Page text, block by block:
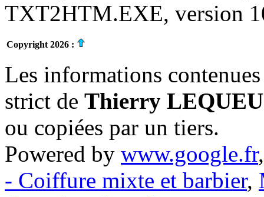
TXT2HTM.EXE, version
Copyright 2026 :
Les informations
strict de Thierry LEQUEU
ou copiées par un tiers.
Powered by www.google.fr
- Coiffure mixte et barbier,